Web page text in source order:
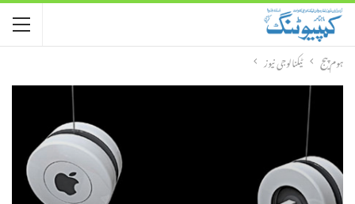
ہوم پیج ٹیکنالوجی نیوز